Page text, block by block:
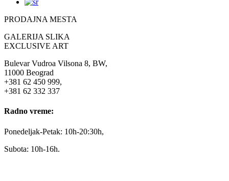
PRODAJNA MESTA
GALERIJA SLIKA
EXCLUSIVE ART
Bulevar Vudroa Vilsona 8, BW,
11000 Beograd
+381 62 450 999,
+381 62 332 337
Radno vreme:
Ponedeljak-Petak: 10h-20:30h,
Subota: 10h-16h.